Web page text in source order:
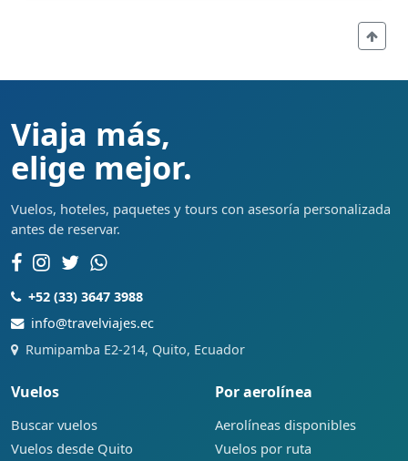
Viaja más,
elige mejor.
Vuelos, hoteles, paquetes y tours con asesoría personalizada
antes de reservar.
+52 (33) 3647 3988
info@travelviajes.ec
Rumipamba E2-214, Quito, Ecuador
Vuelos
Buscar vuelos
Vuelos desde Quito
Por aerolínea
Aerolíneas disponibles
Vuelos por ruta